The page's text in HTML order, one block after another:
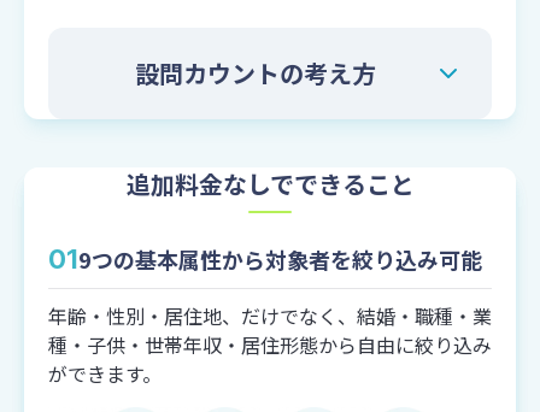
設問カウントの考え方
（単一選択） （複数選択）
換算方法
追加料金なしでできること
019つの基本属性から対象者を絞り込み可能
年齢・性別・居住地、だけでなく、結婚・職種・業
種・子供・世帯年収・居住形態から自由に絞り込み
ができます。